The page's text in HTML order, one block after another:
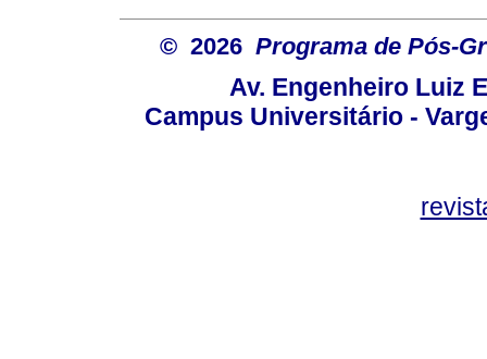
© 2026 Programa de Pós-
Av. Engenheiro Luiz
Campus Universitário -